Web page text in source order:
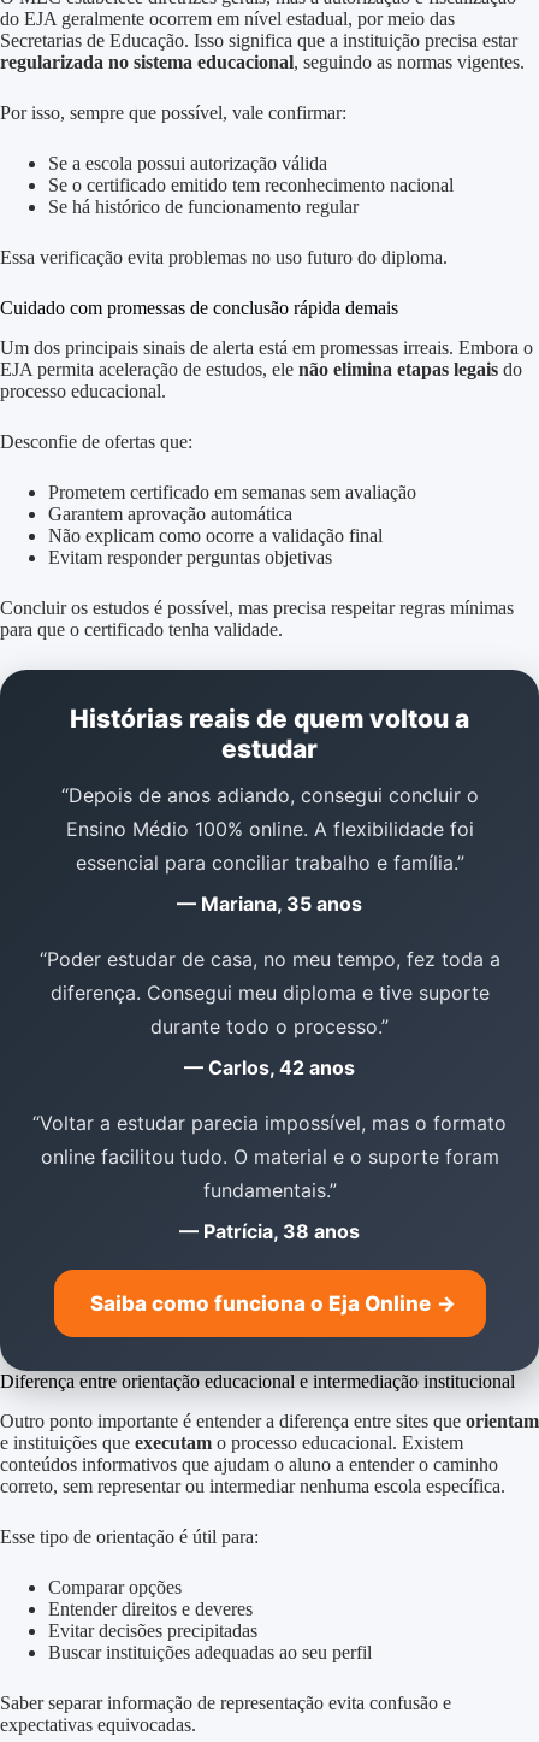
do EJA geralmente ocorrem em nível estadual, por meio das
Secretarias de Educação. Isso significa que a instituição precisa estar
regularizada no sistema educacional, seguindo as normas vigentes.
Por isso, sempre que possível, vale confirmar:
Se a escola possui autorização válida
Se o certificado emitido tem reconhecimento nacional
Se há histórico de funcionamento regular
Essa verificação evita problemas no uso futuro do diploma.
Cuidado com promessas de conclusão rápida demais
Um dos principais sinais de alerta está em promessas irreais. Embora o
EJA permita aceleração de estudos, ele não elimina etapas legais do
processo educacional.
Desconfie de ofertas que:
Prometem certificado em semanas sem avaliação
Garantem aprovação automática
Não explicam como ocorre a validação final
Evitam responder perguntas objetivas
Concluir os estudos é possível, mas precisa respeitar regras mínimas
para que o certificado tenha validade.
Histórias reais de quem voltou a
estudar
“Depois de anos adiando, consegui concluir o
Ensino Médio 100% online. A flexibilidade foi
essencial para conciliar trabalho e família.”
— Mariana, 35 anos
“Poder estudar de casa, no meu tempo, fez toda a
diferença. Consegui meu diploma e tive suporte
durante todo o processo.”
— Carlos, 42 anos
“Voltar a estudar parecia impossível, mas o formato
online facilitou tudo. O material e o suporte foram
fundamentais.”
— Patrícia, 38 anos
Saiba como funciona o Eja Online →
Diferença entre orientação educacional e intermediação institucional
Outro ponto importante é entender a diferença entre sites que orientam
e instituições que executam o processo educacional. Existem
conteúdos informativos que ajudam o aluno a entender o caminho
correto, sem representar ou intermediar nenhuma escola específica.
Esse tipo de orientação é útil para:
Comparar opções
Entender direitos e deveres
Evitar decisões precipitadas
Buscar instituições adequadas ao seu perfil
Saber separar informação de representação evita confusão e
expectativas equivocadas.